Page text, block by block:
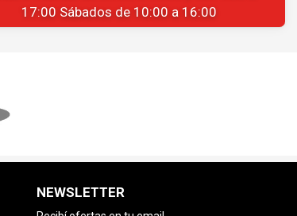
17:00 Sábados de 10:00 a 16:00
NEWSLETTER